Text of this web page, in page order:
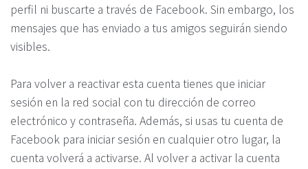
perfil ni buscarte a través de Facebook. Sin embargo, los
mensajes que has enviado a tus amigos seguirán siendo
visibles.
Para volver a reactivar esta cuenta tienes que iniciar
sesión en la red social con tu dirección de correo
electrónico y contraseña. Además, si usas tu cuenta de
Facebook para iniciar sesión en cualquier otro lugar, la
cuenta volverá a activarse. Al volver a activar la cuenta